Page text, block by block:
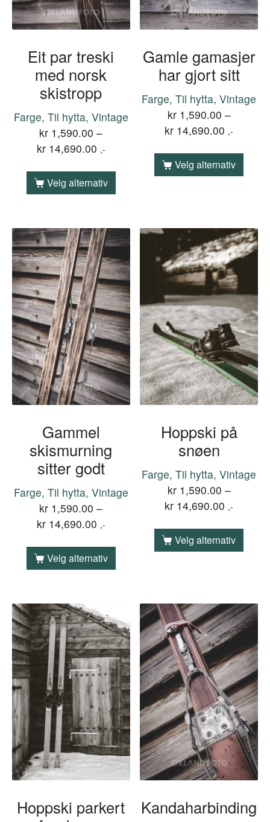
Eit par treski
med norsk
skistropp
Farge, Til hytta, Vintage
kr 1,590.00 –
kr14,690.00 ,-
Velg alternativ
Gamle gamasjer
har gjort sitt
Farge, Til hytta, Vintage
kr1,590.00 –
kr 14,690.00 ,-
Velg alternativ
Gammel
skismurning
sitter godt
Farge, Til hytta, Vintage
kr 1,590.00 –
kr14,690.00 ,-
Velg alternativ
Hoppski på
snøen
Farge, Til hytta, Vintage
kr1,590.00 –
kr 14,690.00 ,-
Velg alternativ
Hoppski parkert
Kandaharbinding